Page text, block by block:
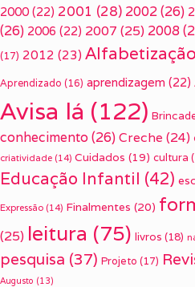
2000 (22) 2001 (28) 2002(26)
(26) 2006 (22) 2007 (25) 2008
(17) 2012 (23) Alfabetização
Aprendizado (16) aprendizagem (22)
Avisa lá (122)
conhecimento(26) Creche (24)
criatividade (14) Cuidados (19) cultura
Educação Infantil (42)
Expressão (14) Finalmentes (20)
(25) leitura (75) livros (18)
pesquisa (37) Projeto (17)
Augusto (13)